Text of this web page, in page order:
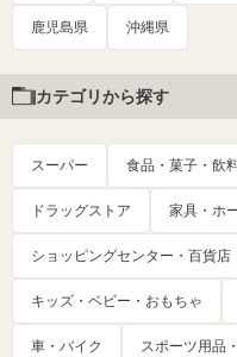
鹿児島県 沖縄県
カテゴリから探す
スーパー 食品・菓子・飲
ドラッグストア 家具・ホ
ショッピングセンター・百貨店
キッズ・ベビー・おもちゃ
車・バイク スポーツ用品